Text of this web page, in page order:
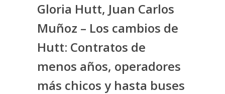
Gloria Hutt, Juan Carlos
Muñoz – Los cambios de
Hutt: Contratos de
menos años, operadores
más chicos y hasta buses